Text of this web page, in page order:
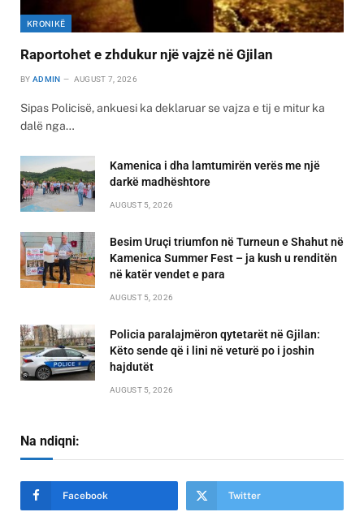
KRONIKË
Raportohet e zhdukur një vajzë në Gjilan
BY ADMIN AUGUST 7, 2026
Sipas Policisë, ankuesi ka deklaruar se vajza e tij e mitur ka
dalë nga…
Kamenica i dha lamtumirën verës me një
darkë madhështore
AUGUST 5, 2026
Besim Uruçi triumfon në Turneun e Shahut në
Kamenica Summer Fest – ja kush u renditën
në katër vendet e para
AUGUST 5, 2026
Policia paralajmëron qytetarët në Gjilan:
Këto sende që i lini në veturë po i joshin
hajdutët
AUGUST 5, 2026
Na ndiqni:
Facebook Twitter